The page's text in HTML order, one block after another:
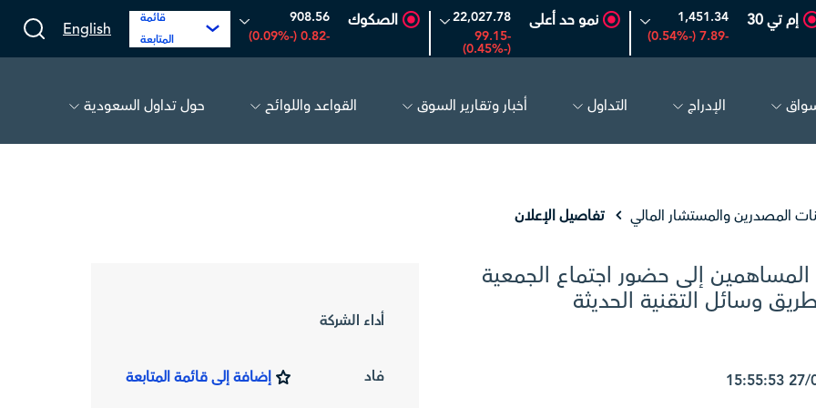
إم تي 30
1,451.34
-7.89 (-0.54%)
نمو حد أعلى
22,027.78
-99.15
(-0.45%)
الصكوك
908.56
-0.82 (-0.09%)
قائمة
المتابعة
English
الإدراج التداول أخبار وتقارير السوق القواعد واللوائح حول تداول السعودية
المصدرين والمستشار المالي تفاصيل الإعلان
إلى حضور اجتماع الجمعية
وسائل التقنية الحديثة
أداء الشركة
فاد إضافة إلى قائمة المتابعة